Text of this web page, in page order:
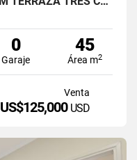
0
Garaje
45
Área m2
Venta
US$125,000 USD